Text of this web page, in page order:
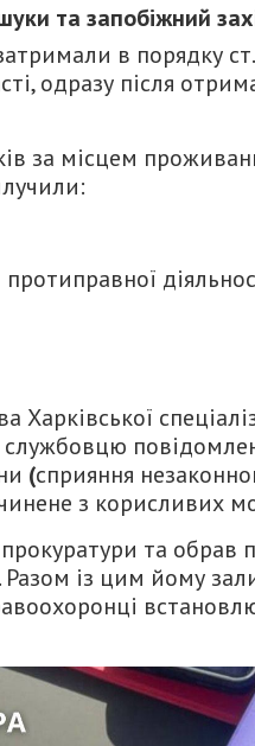
та запобіжний
в порядку
одразу після
за місцем
Харківської
(сприяння
з корисливих
та обрав
із цим йому